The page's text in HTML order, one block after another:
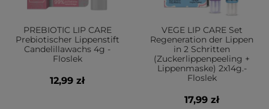
PREBIOTIC LIP CARE
Prebiotischer Lippenstift
Candelillawachs 4g -
Floslek
12,99 zł
VEGE LIP CARE Set
Regeneration der Lippen
in 2 Schritten
(Zuckerlippenpeeling +
Lippenmaske) 2x14g.-
Floslek
17,99 zł